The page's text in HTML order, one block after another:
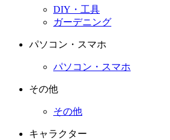
DIY・工具
ガーデニング
パソコン・スマホ
パソコン・スマホ
その他
その他
キャラクター